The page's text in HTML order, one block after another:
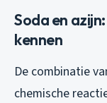
Soda en
kennen
De combinatie
chemische